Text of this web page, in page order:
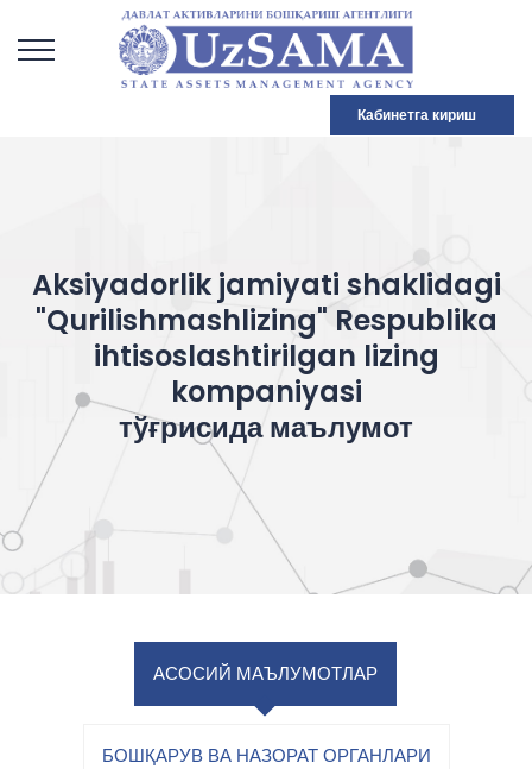
Кабинетга кириш
Aksiyadorlik jamiyati shaklidagi
"Qurilishmashlizing" Respublika
ihtisoslashtirilgan lizing
kompaniyasi
тўғрисида маълумот
АСОСИЙ МАЪЛУМОТЛАР
БОШҚАРУВ ВА НАЗОРАТ ОРГАНЛАРИ